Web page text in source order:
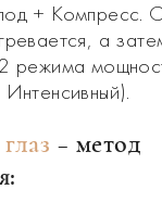
+ Компресс.
а
режима
– метод